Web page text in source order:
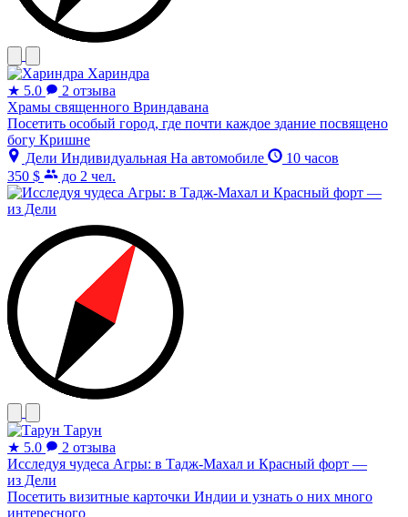
Хариндра
★ 5.0
2 отзыва
Храмы священного Вриндавана
Посетить особый город, где почти каждое здание посвящено
богу Кришне
Дели Индивидуальная На автомобиле
10 часов
350 $
до 2 чел.
Тарун
★ 5.0
2 отзыва
Исследуя чудеса Агры: в Тадж-Махал и Красный форт —
из Дели
Посетить визитные карточки Индии и узнать о них много
интересного